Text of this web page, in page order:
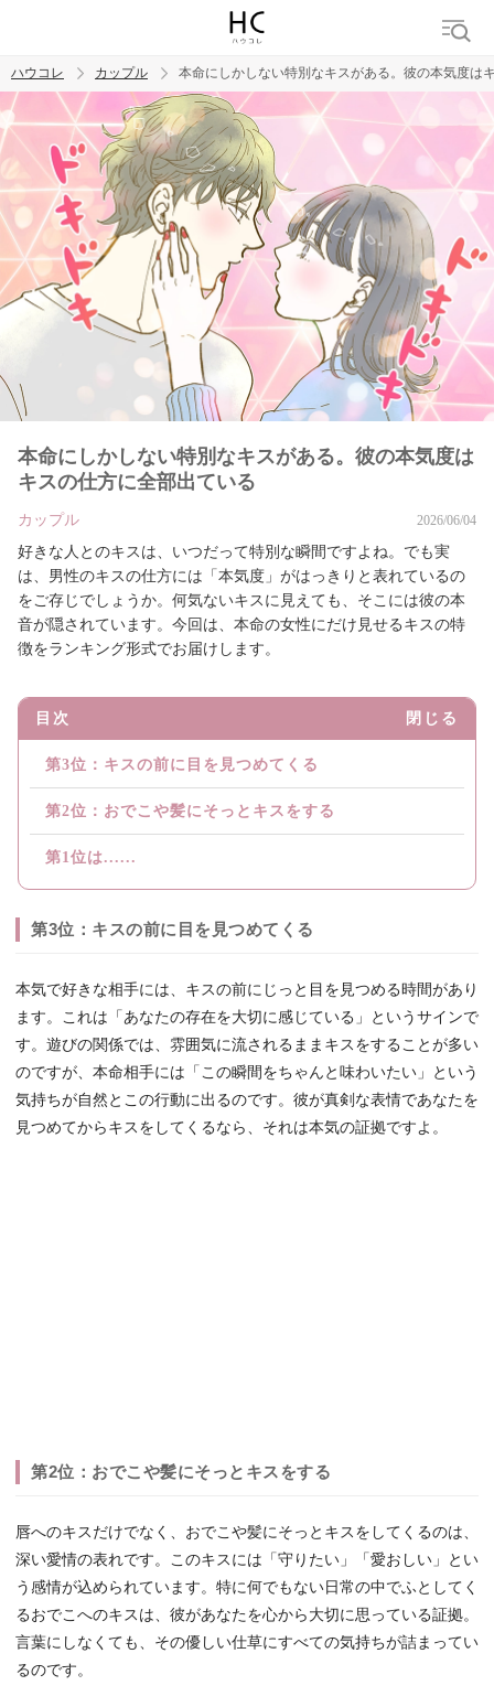
トレンド ワード
カップル デート エッチ セックス 長続き
ハウコレ カップル 本命にしかしない特別なキスがある。彼の本気度は
本命にしかしない特別なキスがある。彼の本気度は
キスの仕方に全部出ている
カップル 2026/06/04
好きな人とのキスは、いつだって特別な瞬間ですよね。でも実
は、男性のキスの仕方には「本気度」がはっきりと表れているの
をご存じでしょうか。何気ないキスに見えても、そこには彼の本
音が隠されています。今回は、本命の女性にだけ見せるキスの特
徴をランキング形式でお届けします。
目次 閉じる
第3位：キスの前に目を見つめてくる
第2位：おでこや髪にそっとキスをする
第1位は......
第3位：キスの前に目を見つめてくる
本気で好きな相手には、キスの前にじっと目を見つめる時間があり
ます。これは「あなたの存在を大切に感じている」というサインで
す。遊びの関係では、雰囲気に流されるままキスをすることが多い
のですが、本命相手には「この瞬間をちゃんと味わいたい」という
気持ちが自然とこの行動に出るのです。彼が真剣な表情であなたを
見つめてからキスをしてくるなら、それは本気の証拠ですよ。
第2位：おでこや髪にそっとキスをする
唇へのキスだけでなく、おでこや髪にそっとキスをしてくるのは、
深い愛情の表れです。このキスには「守りたい」「愛おしい」とい
う感情が込められています。特に何でもない日常の中でふとしてく
るおでこへのキスは、彼があなたを心から大切に思っている証拠。
言葉にしなくても、その優しい仕草にすべての気持ちが詰まってい
るのです。